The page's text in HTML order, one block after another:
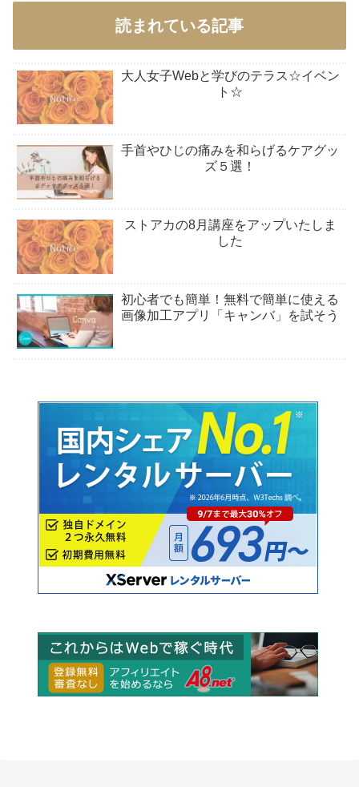
読まれている記事
大人女子Webと学びのテラス☆イベン
ト☆
手首やひじの痛みを和らげるケアグッ
ズ５選！
ストアカの8月講座をアップいたしま
した
初心者でも簡単！無料で簡単に使える
画像加工アプリ「キャンバ」を試そう